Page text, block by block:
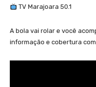
TV Marajoara 50.1
A bola vai rolar e você
informação e cobertura